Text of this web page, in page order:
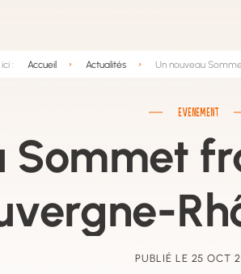
: Accueil Actualités Un nouveau
EVENEMENT
Sommet
PUBLIÉ LE 25 OCT